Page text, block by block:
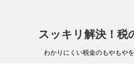
スッキリ解決！税
わかりにくい税金のもやもや